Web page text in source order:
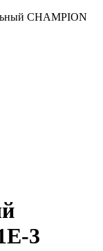
CHAMPION
3